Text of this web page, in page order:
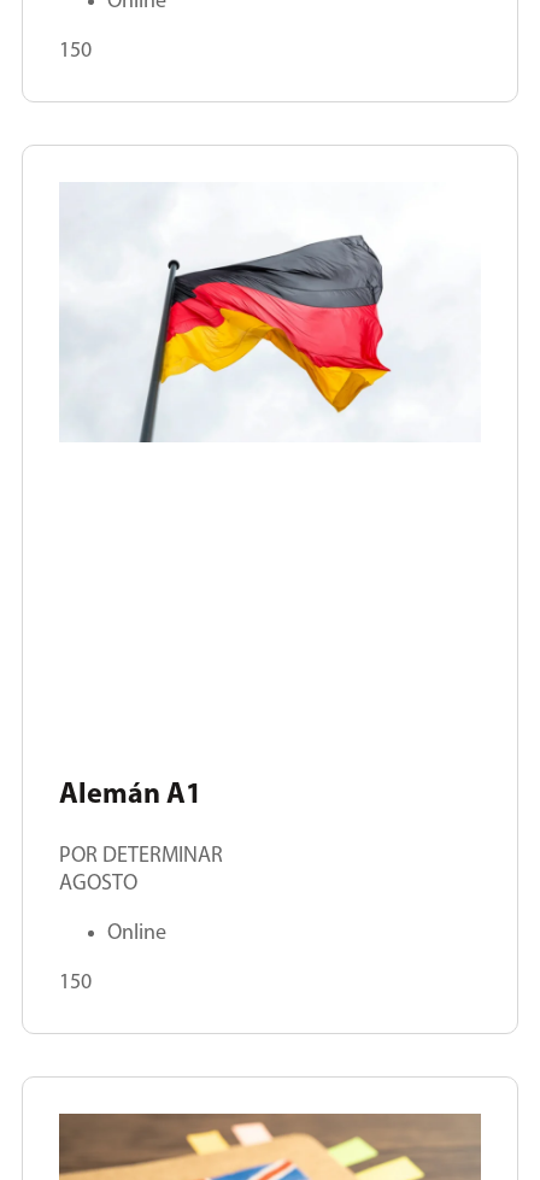
150
Alemán A1
POR DETERMINAR
AGOSTO
Online
150